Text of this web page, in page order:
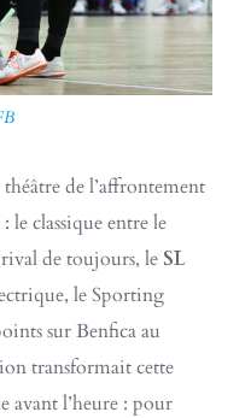
de l’affrontement
le classique entre le
de toujours, le SL
le Sporting
sur Benfica au
transformait cette
avant l’heure : pour